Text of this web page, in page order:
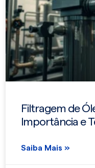
Filtragem de
Importância e
Saiba Mais »